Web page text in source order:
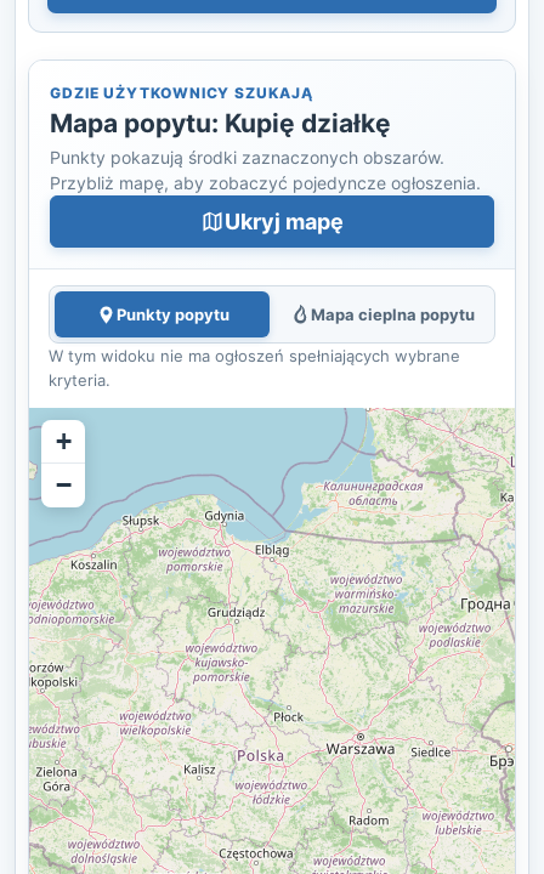
GDZIE UŻYTKOWNICY SZUKAJĄ
Mapa popytu: Kupię działkę
Punkty pokazują środki zaznaczonych obszarów.
Przybliż mapę, aby zobaczyć pojedyncze ogłoszenia.
Ukryj mapę
Punkty popytu Mapa cieplna popytu
W tym widoku nie ma ogłoszeń spełniających wybrane
kryteria.
+
−